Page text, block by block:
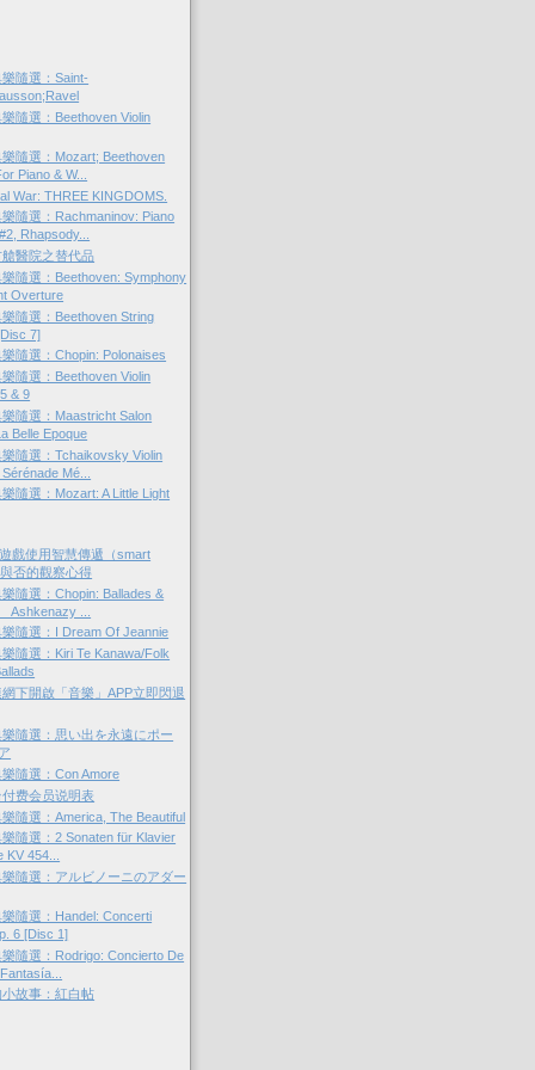
隨選：Saint-
隨選：Beethoven Violin
隨選：Mozart; Beethoven
Piano & W...
War: THREE KINGDOMS.
隨選：Rachmaninov: Piano
Rhapsody...
艙醫院之替代品
隨選：Beethoven: Symphony
Overture
隨選：Beethoven String
7]
隨選：Chopin: Polonaises
隨選：Beethoven Violin
& 9
隨選：Maastricht Salon
Belle Epoque
隨選：Tchaikovsky Violin
Mé...
隨選：Mozart: A Little Light
戲使用智慧傳遞（smart
否的觀察心得
隨選：Chopin: Ballades &
Ashkenazy ...
隨選：I Dream Of Jeannie
隨選：Kiri Te Kanawa/Folk
下開啟「音樂」APP立即閃退
隨選：思い出を永遠にポー
隨選：Con Amore
费会员说明表
隨選：America, The Beautiful
隨選：2 Sonaten für Klavier
KV 454...
隨選：アルビノーニのアダー
隨選：Handel: Concerti
6 [Disc 1]
隨選：Rodrigo: Concierto De
故事：紅白帖